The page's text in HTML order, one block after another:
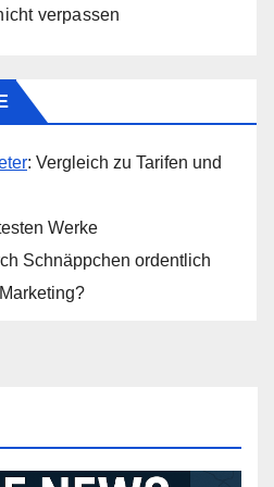
verpassen
: Vergleich zu Tarifen und
Werke
Schnäppchen ordentlich